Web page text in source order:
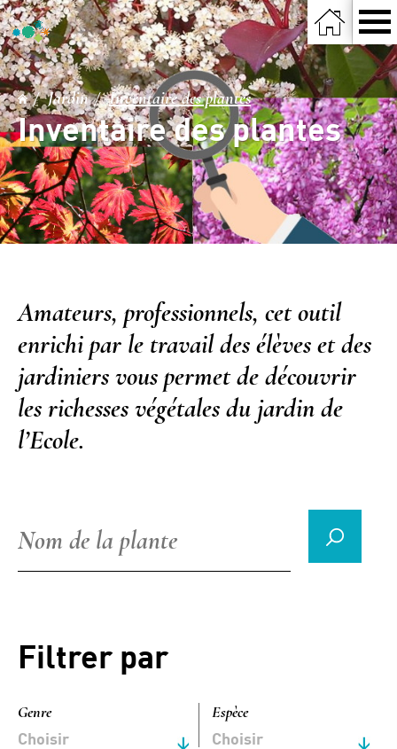
Jardin Inventaire des plantes
Inventaire des plantes
Amateurs, professionnels, cet outil
enrichi par le travail des élèves et des
jardiniers vous permet de découvrir
les richesses végétales du jardin de
l’Ecole.
Filtrer par
Genre
Choisir
Espèce
Choisir